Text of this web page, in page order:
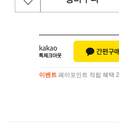
이벤트 페이포인트 적립 혜택